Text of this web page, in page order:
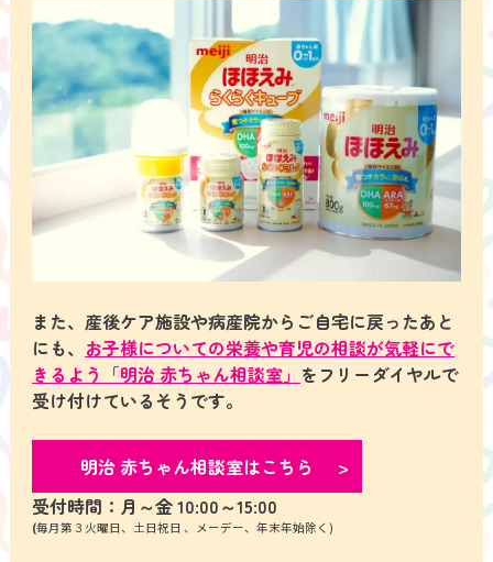
また、産後ケア施設や病産院からご自宅に戻ったあと
にも、 お子様についての栄養や育児の相談が気軽にで
きるよう「明治 赤ちゃん相談室」 をフリーダイヤルで
受け付けているそうです。
明治 赤ちゃん相談室はこちら
受付時間：月～金 10:00～15:00
(毎月第３火曜日、土日祝日 、メーデー、年末年始除く)